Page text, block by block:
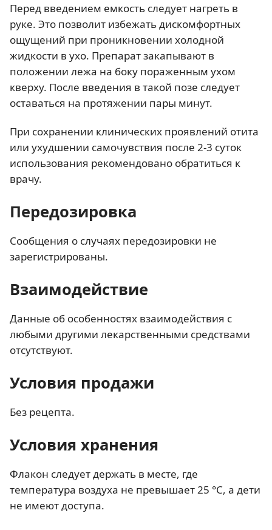
Перед введением емкость следует нагреть в
руке. Это позволит избежать дискомфортных
ощущений при проникновении холодной
жидкости в ухо. Препарат закапывают в
положении лежа на боку пораженным ухом
кверху. После введения в такой позе следует
оставаться на протяжении пары минут.
При сохранении клинических проявлений отита
или ухудшении самочувствия после 2-3 суток
использования рекомендовано обратиться к
врачу.
Передозировка
Сообщения о случаях передозировки не
зарегистрированы.
Взаимодействие
Данные об особенностях взаимодействия с
любыми другими лекарственными средствами
отсутствуют.
Условия продажи
Без рецепта.
Условия хранения
Флакон следует держать в месте, где
температура воздуха не превышает 25 °С, а дети
не имеют доступа.